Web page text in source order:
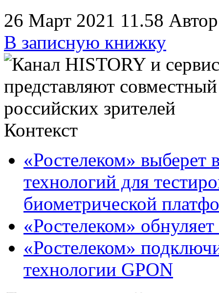
26 Март 2021 11.58
В записную книжку
Контекст
«Ростелеком» выберет
технологий для
биометрической
«Ростелеком»
«Ростелеком»
технологии GPON